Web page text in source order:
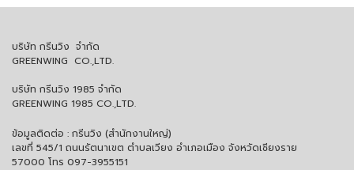
บริษัท กรีนวิง จำกัด
GREENWING CO.,LTD.
บริษัท กรีนวิง 1985 จำกัด
GREENWING 1985 CO.,LTD.
ข้อมูลติดต่อ : กรีนวิง (สำนักงานใหญ่)
เลขที่ 545/1 ถนนรัตนาเขต ตำบลเวียง อำเภอเมือง จังหวัดเชียงราย
57000 โทร 097-3955151